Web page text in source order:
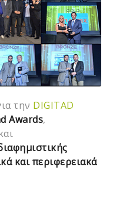
την DIGITAD
Awards,
και περιφερειακά